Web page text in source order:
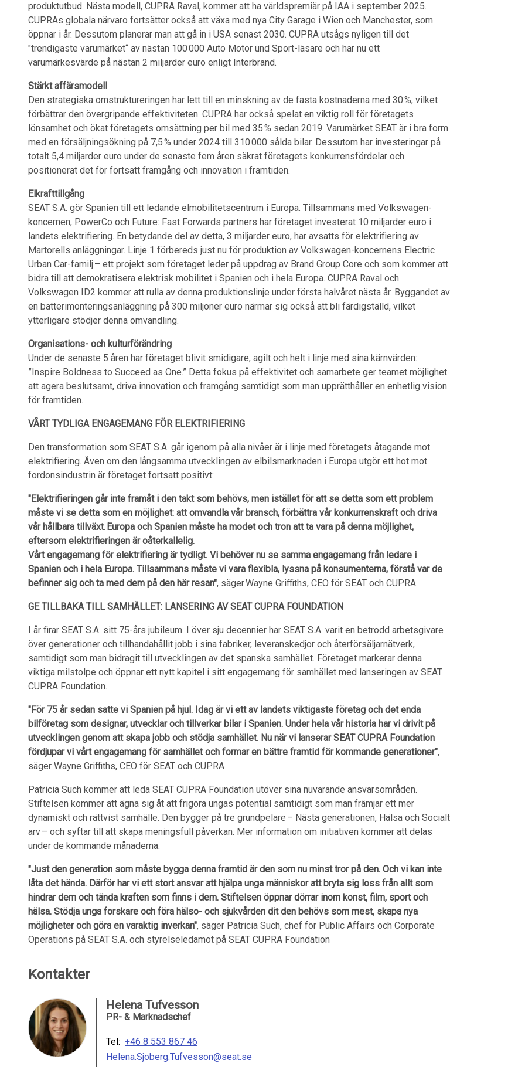
produktutbud. Nästa modell, CUPRA Raval, kommer att ha världspremiär på IAA i september 2025.
CUPRAs globala närvaro fortsätter också att växa med nya City Garage i Wien och Manchester, som
öppnar i år. Dessutom planerar man att gå in i USA senast 2030. CUPRA utsågs nyligen till det
"trendigaste varumärket“ av nästan 100 000 Auto Motor und Sport-läsare och har nu ett
varumärkesvärde på nästan 2 miljarder euro enligt Interbrand.
Stärkt affärsmodell
Den strategiska omstruktureringen har lett till en minskning av de fasta kostnaderna med 30 %, vilket
förbättrar den övergripande effektiviteten. CUPRA har också spelat en viktig roll för företagets
lönsamhet och ökat företagets omsättning per bil med 35 % sedan 2019. Varumärket SEAT är i bra form
med en försäljningsökning på 7,5 % under 2024 till 310 000 sålda bilar. Dessutom har investeringar på
totalt 5,4 miljarder euro under de senaste fem åren säkrat företagets konkurrensfördelar och
positionerat det för fortsatt framgång och innovation i framtiden.
Elkrafttillgång
SEAT S.A. gör Spanien till ett ledande elmobilitetscentrum i Europa. Tillsammans med Volkswagen-
koncernen, PowerCo och Future: Fast Forwards partners har företaget investerat 10 miljarder euro i
landets elektrifiering. En betydande del av detta, 3 miljarder euro, har avsatts för elektrifiering av
Martorells anläggningar. Linje 1 förbereds just nu för produktion av Volkswagen-koncernens Electric
Urban Car-familj – ett projekt som företaget leder på uppdrag av Brand Group Core och som kommer att
bidra till att demokratisera elektrisk mobilitet i Spanien och i hela Europa. CUPRA Raval och
Volkswagen ID2 kommer att rulla av denna produktionslinje under första halvåret nästa år. Byggandet av
en batterimonteringsanläggning på 300 miljoner euro närmar sig också att bli färdigställd, vilket
ytterligare stödjer denna omvandling.
Organisations- och kulturförändring
Under de senaste 5 åren har företaget blivit smidigare, agilt och helt i linje med sina kärnvärden:
”Inspire Boldness to Succeed as One.” Detta fokus på effektivitet och samarbete ger teamet möjlighet
att agera beslutsamt, driva innovation och framgång samtidigt som man upprätthåller en enhetlig vision
för framtiden.
VÅRT TYDLIGA ENGAGEMANG FÖR ELEKTRIFIERING
Den transformation som SEAT S.A. går igenom på alla nivåer är i linje med företagets åtagande mot
elektrifiering. Även om den långsamma utvecklingen av elbilsmarknaden i Europa utgör ett hot mot
fordonsindustrin är företaget fortsatt positivt:
"Elektrifieringen går inte framåt i den takt som behövs, men istället för att se detta som ett problem
måste vi se detta som en möjlighet: att omvandla vår bransch, förbättra vår konkurrenskraft och driva
vår hållbara tillväxt. Europa och Spanien måste ha modet och tron att ta vara på denna möjlighet,
eftersom elektrifieringen är oåterkallelig.
Vårt engagemang för elektrifiering är tydligt. Vi behöver nu se samma engagemang från ledare i
Spanien och i hela Europa. Tillsammans måste vi vara flexibla, lyssna på konsumenterna, förstå var de
befinner sig och ta med dem på den här resan", säger Wayne Griffiths, CEO för SEAT och CUPRA.
GE TILLBAKA TILL SAMHÄLLET: LANSERING AV SEAT CUPRA FOUNDATION
I år firar SEAT S.A. sitt 75-års jubileum. I över sju decennier har SEAT S.A. varit en betrodd arbetsgivare
över generationer och tillhandahållit jobb i sina fabriker, leveranskedjor och återförsäljarnätverk,
samtidigt som man bidragit till utvecklingen av det spanska samhället. Företaget markerar denna
viktiga milstolpe och öppnar ett nytt kapitel i sitt engagemang för samhället med lanseringen av SEAT
CUPRA Foundation.
"För 75 år sedan satte vi Spanien på hjul. Idag är vi ett av landets viktigaste företag och det enda
bilföretag som designar, utvecklar och tillverkar bilar i Spanien. Under hela vår historia har vi drivit på
utvecklingen genom att skapa jobb och stödja samhället. Nu när vi lanserar SEAT CUPRA Foundation
fördjupar vi vårt engagemang för samhället och formar en bättre framtid för kommande generationer",
säger Wayne Griffiths, CEO för SEAT och CUPRA
Patricia Such kommer att leda SEAT CUPRA Foundation utöver sina nuvarande ansvarsområden.
Stiftelsen kommer att ägna sig åt att frigöra ungas potential samtidigt som man främjar ett mer
dynamiskt och rättvist samhälle. Den bygger på tre grundpelare – Nästa generationen, Hälsa och Socialt
arv – och syftar till att skapa meningsfull påverkan. Mer information om initiativen kommer att delas
under de kommande månaderna.
"Just den generation som måste bygga denna framtid är den som nu minst tror på den. Och vi kan inte
låta det hända. Därför har vi ett stort ansvar att hjälpa unga människor att bryta sig loss från allt som
hindrar dem och tända kraften som finns i dem. Stiftelsen öppnar dörrar inom konst, film, sport och
hälsa. Stödja unga forskare och föra hälso- och sjukvården dit den behövs som mest, skapa nya
möjligheter och göra en varaktig inverkan", säger Patricia Such, chef för Public Affairs och Corporate
Operations på SEAT S.A. och styrelseledamot på SEAT CUPRA Foundation
Kontakter
Helena Tufvesson
PR- & Marknadschef
Tel: +46 8 553 867 46
Helena.Sjoberg.Tufvesson@seat.se